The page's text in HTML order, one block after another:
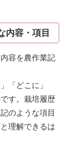
内容・項目
容を農作業記
「どこに」
す。栽培履歴
のような項目
理解できるは